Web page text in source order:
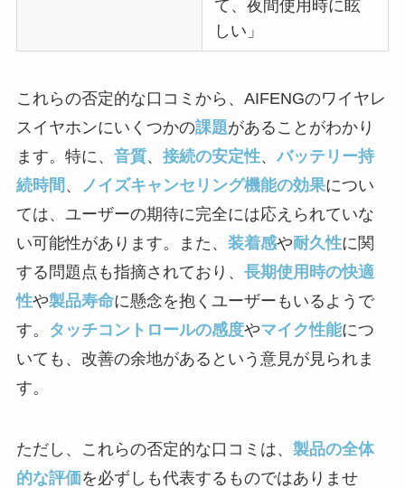
て、夜間使用時に眩
しい」
これらの否定的な口コミから、AIFENGのワイヤレ
スイヤホンにいくつかの課題があることがわかり
ます。特に、 音質、 接続の安定性、バッテリー持
続時間 、 ノイズキャンセリング機能の効果につい
ては、ユーザーの期待に完全には応えられていな
い可能性があります。また、 装着感や耐久性に関
する問題点も指摘されており、 長期使用時の快適
性や製品寿命に懸念を抱くユーザーもいるようで
す。
タッチコントロールの感度やマイク性能につ
いても、改善の余地があるという意見が見られま
す。
ただし、これらの否定的な口コミは、 製品の全体
的な評価を必ずしも代表するものではありませ